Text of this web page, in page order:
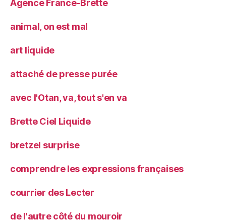
Agence France-Brette
animal, on est mal
art liquide
attaché de presse purée
avec l'Otan, va, tout s'en va
Brette Ciel Liquide
bretzel surprise
comprendre les expressions françaises
courrier des Lecter
de l'autre côté du mouroir